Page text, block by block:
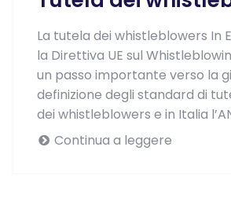
La tutela dei whistleblowers In
la Direttiva UE sul
un passo importante verso la
definizione degli standard di
dei whistleblowers e in Italia
Continua a leggere